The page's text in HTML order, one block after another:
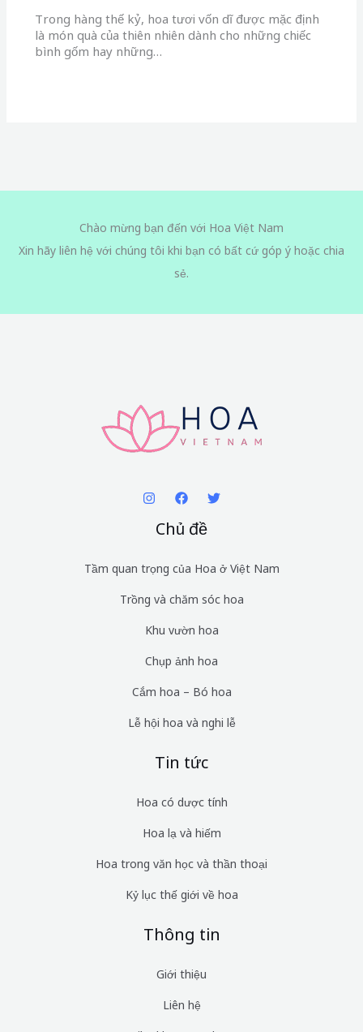
Trong hàng thế kỷ, hoa tươi vốn dĩ được mặc định
là món quà của thiên nhiên dành cho những chiếc
bình gốm hay những…
Chào mừng bạn đến với Hoa Việt Nam
Xin hãy liên hệ với chúng tôi khi bạn có bất cứ góp ý hoặc chia
sẻ.
Chủ đề
Tầm quan trọng của Hoa ở Việt Nam
Trồng và chăm sóc hoa
Khu vườn hoa
Chụp ảnh hoa
Cắm hoa – Bó hoa
Lễ hội hoa và nghi lễ
Tin tức
Hoa có dược tính
Hoa lạ và hiếm
Hoa trong văn học và thần thoại
Kỷ lục thế giới về hoa
Thông tin
Giới thiệu
Liên hệ